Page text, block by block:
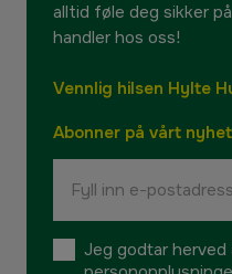
alltid føle deg sikker
handler hos oss!
Vennlig hilsen Hylte
Abonner på vårt
Jeg godtar